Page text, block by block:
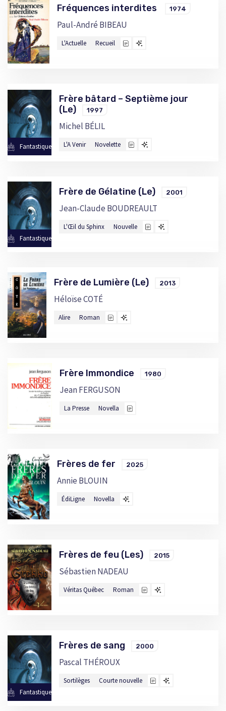
Fréquences interdites 1974
Paul-André BIBEAU
L'Actuelle Recueil
Fantastique
Frère bâtard – Septième jour
(Le)
1997
Michel BÉLIL
L'A Venir Novelette
Fantastique
Frère de Gélatine (Le) 2001
Jean-Claude BOUDREAULT
L'Œil du Sphinx Nouvelle
Frère de Lumière (Le) 2013
Héloïse COTÉ
Alire Roman
Frère Immondice 1980
Jean FERGUSON
La Presse Novella
Frères de fer 2025
Annie BLOUIN
ÉdiLigne Novella
Frères de feu (Les) 2015
Sébastien NADEAU
Véritas Québec Roman
Fantastique
Frères de sang 2000
Pascal THÉROUX
Sortilèges Courte nouvelle